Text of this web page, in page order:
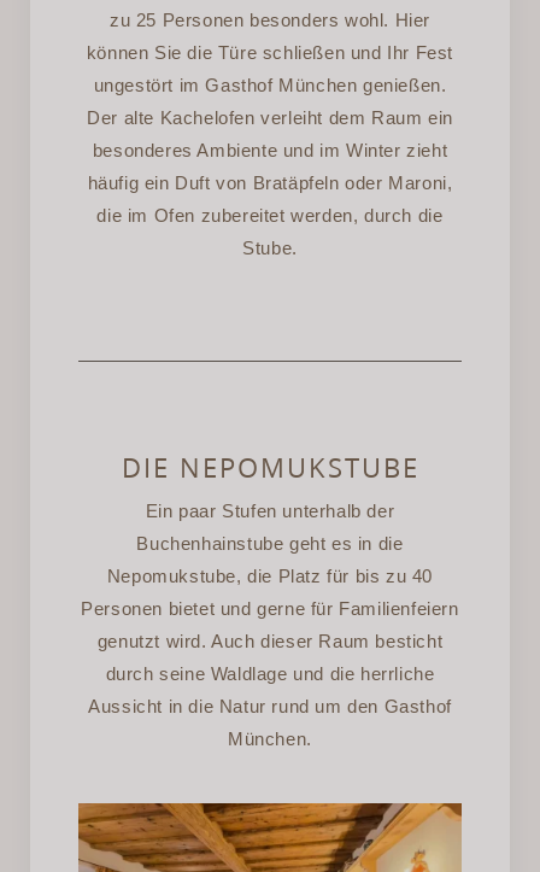
zu 25 Personen besonders wohl. Hier
können Sie die Türe schließen und Ihr Fest
ungestört im Gasthof München genießen.
Der alte Kachelofen verleiht dem Raum ein
besonderes Ambiente und im Winter zieht
häufig ein Duft von Bratäpfeln oder Maroni,
die im Ofen zubereitet werden, durch die
Stube.
DIE NEPOMUKSTUBE
Ein paar Stufen unterhalb der
Buchenhainstube geht es in die
Nepomukstube, die Platz für bis zu 40
Personen bietet und gerne für Familienfeiern
genutzt wird. Auch dieser Raum besticht
durch seine Waldlage und die herrliche
Aussicht in die Natur rund um den Gasthof
München.